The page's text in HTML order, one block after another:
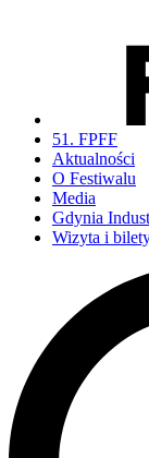
51. FPFF
Aktualności
O Festiwalu
Media
Gdynia
Wizyta i